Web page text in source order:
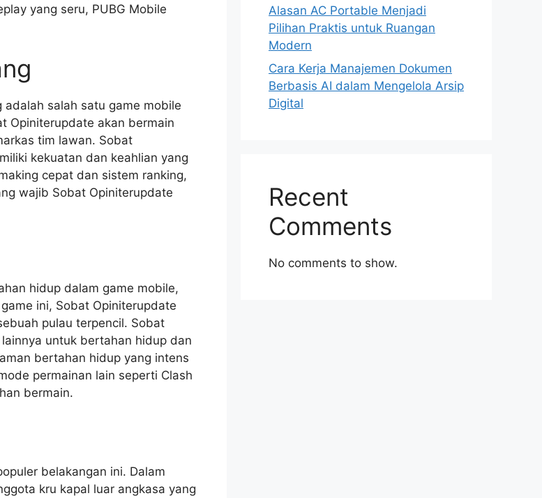
yang seru, PUBG Mobile
salah satu game mobile
Opiniterupdate akan bermain
tim lawan. Sobat
kekuatan dan keahlian yang
cepat dan sistem ranking,
wajib Sobat Opiniterupdate
hidup dalam game mobile,
ini, Sobat Opiniterupdate
pulau terpencil. Sobat
untuk bertahan hidup dan
bertahan hidup yang intens
permainan lain seperti Clash
bermain.
belakangan ini. Dalam
kru kapal luar angkasa yang
Alasan AC Portable Menjadi
Pilihan Praktis untuk Ruangan
Modern
Cara Kerja Manajemen Dokumen
Berbasis AI dalam Mengelola Arsip
Digital
Recent
Comments
No comments to show.